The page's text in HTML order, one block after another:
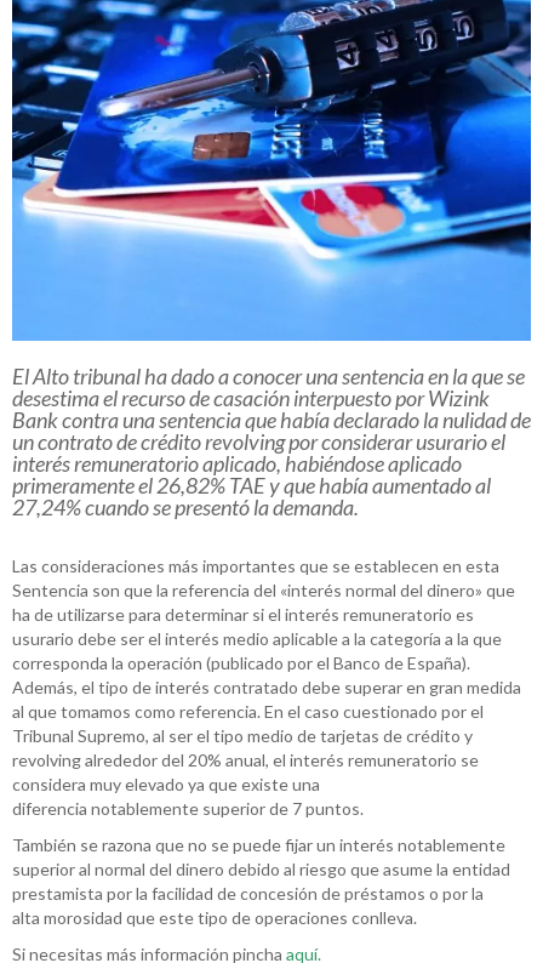
El Alto tribunal ha dado a conocer una sentencia en la que se
desestima el recurso de casación interpuesto por Wizink
Bank contra una sentencia que había declarado la nulidad de
un contrato de crédito revolving por considerar usurario el
interés remuneratorio aplicado, habiéndose aplicado
primeramente el 26,82% TAE y que había aumentado al
27,24% cuando se presentó la demanda.
Las consideraciones más importantes que se establecen en esta
Sentencia son que la referencia del «interés normal del dinero» que
ha de utilizarse para determinar si el interés remuneratorio es
usurario debe ser el interés medio aplicable a la categoría a la que
corresponda la operación (publicado por el Banco de España).
Además, el tipo de interés contratado debe superar en gran medida
al que tomamos como referencia. En el caso cuestionado por el
Tribunal Supremo, al ser el tipo medio de tarjetas de crédito y
revolving alrededor del 20% anual, el interés remuneratorio se
considera muy elevado ya que existe una
diferencia notablemente superior de 7 puntos.
También se razona que no se puede fijar un interés notablemente
superior al normal del dinero debido al riesgo que asume la entidad
prestamista por la facilidad de concesión de préstamos o por la
alta morosidad que este tipo de operaciones conlleva.
Si necesitas más información pincha aquí.